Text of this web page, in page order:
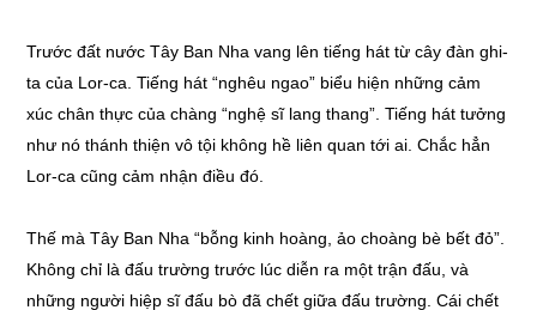
Trước đất nước Tây Ban Nha vang lên tiếng hát từ cây đàn ghi-
ta của Lor-ca. Tiếng hát “nghêu ngao” biểu hiện những cảm
xúc chân thực của chàng “nghệ sĩ lang thang”. Tiếng hát tưởng
như nó thánh thiện vô tội không hề liên quan tới ai. Chắc hẳn
Lor-ca cũng cảm nhận điều đó.
Thế mà Tây Ban Nha “bỗng kinh hoàng, ảo choàng bè bết đỏ”.
Không chỉ là đấu trường trước lúc diễn ra một trận đấu, và
những người hiệp sĩ đấu bò đã chết giữa đấu trường. Cái chết